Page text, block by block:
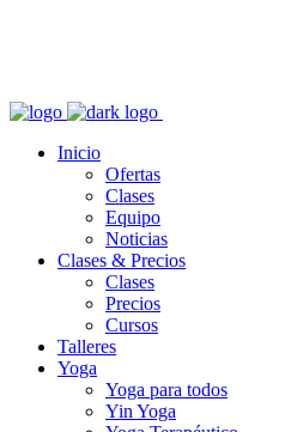
Inicio
Ofertas
Clases
Equipo
Noticias
Clases & Precios
Clases
Precios
Cursos
Talleres
Yoga
Yoga para todos
Yin Yoga